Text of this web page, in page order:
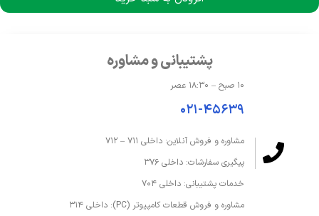
پشتیبانی و مشاوره
۱۰ صبح – ۱۸:۳۰ عصر
۰۲۱-۴۵۶۳۹
مشاوره و فروش آنلاین: داخلی ۷۱۱ – ۷۱۲
پیگیری سفارشات: داخلی ۳۷۶
خدمات پشتیبانی: داخلی ۷۰۴
مشاوره و فروش قطعات کامپیوتر (PC): داخلی ۳۱۴